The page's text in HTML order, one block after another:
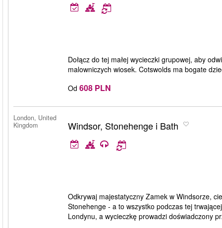
Dołącz do tej małej wycieczki grupowej, aby
malowniczych wiosek. Cotswolds ma bogate
Od 608 PLN
London, United
Kingdom
Windsor, Stonehenge i Bath
Odkrywaj majestatyczny Zamek w Windsorze,
Stonehenge - a to wszystko podczas tej
Londynu, a wycieczkę prowadzi doświadczony